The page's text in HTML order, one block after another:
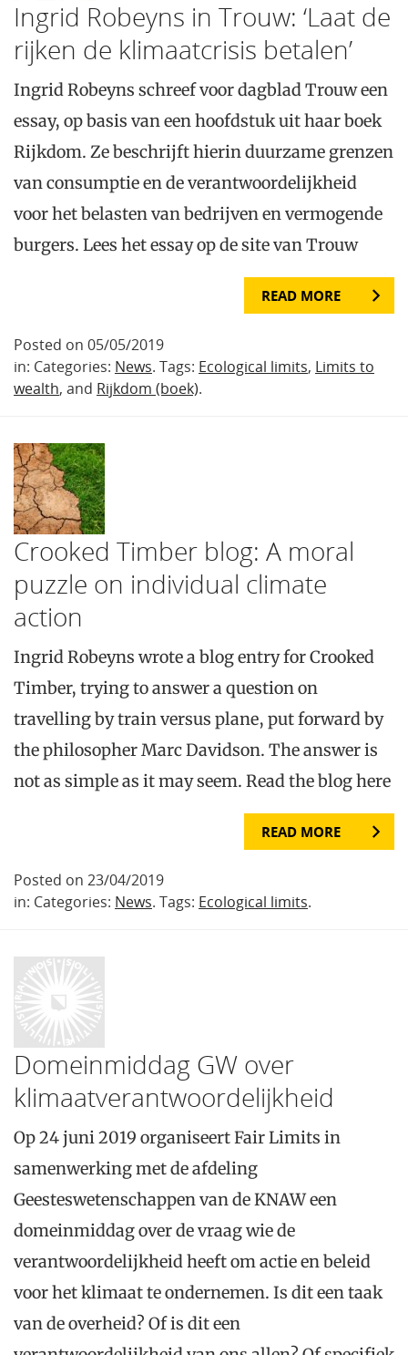
Ingrid Robeyns in Trouw: ‘Laat de
rijken de klimaatcrisis betalen’
Ingrid Robeyns schreef voor dagblad Trouw een
essay, op basis van een hoofdstuk uit haar boek
Rijkdom. Ze beschrijft hierin duurzame grenzen
van consumptie en de verantwoordelijkheid
voor het belasten van bedrijven en vermogende
burgers. Lees het essay op de site van Trouw
READ MORE
Posted on 05/05/2019
in: Categories: News. Tags: Ecological limits, Limits to
wealth, and Rijkdom (boek).
Crooked Timber blog: A moral
puzzle on individual climate
action
Ingrid Robeyns wrote a blog entry for Crooked
Timber, trying to answer a question on
travelling by train versus plane, put forward by
the philosopher Marc Davidson. The answer is
not as simple as it may seem. Read the blog here
READ MORE
Posted on 23/04/2019
in: Categories: News. Tags: Ecological limits.
Domeinmiddag GW over
klimaatverantwoordelijkheid
Op 24 juni 2019 organiseert Fair Limits in
samenwerking met de afdeling
Geesteswetenschappen van de KNAW een
domeinmiddag over de vraag wie de
verantwoordelijkheid heeft om actie en beleid
voor het klimaat te ondernemen. Is dit een taak
van de overheid? Of is dit een